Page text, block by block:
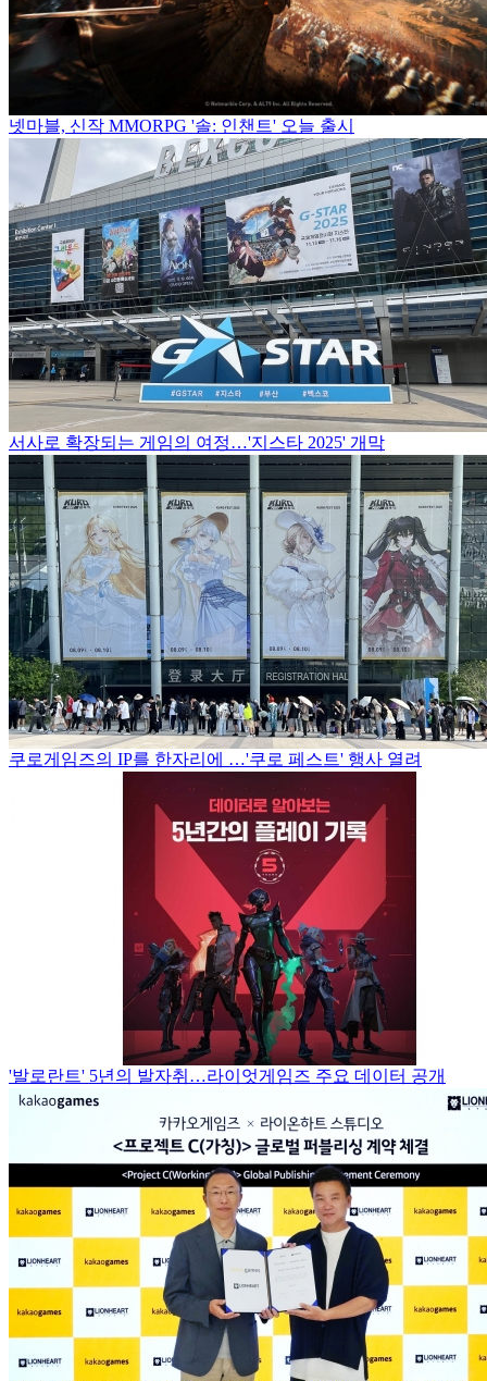
넷마블, 신작 MMORPG '솔: 인챈트' 오늘 출시
서사로 확장되는 게임의 여정…'지스타 2025' 개막
쿠로게임즈의 IP를 한자리에 …'쿠로 페스트' 행사 열려
'발로란트' 5년의 발자취…라이엇게임즈 주요 데이터 공개